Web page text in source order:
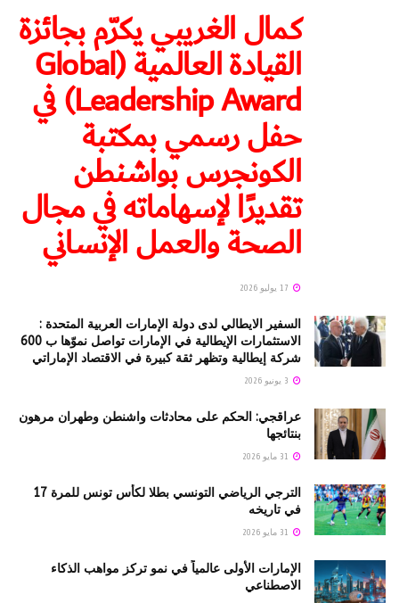
كمال الغريبي يكرّم بجائزة
القيادة العالمية (Global
Leadership Award) في
حفل رسمي بمكتبة
الكونجرس بواشنطن
تقديرًا لإسهاماته في مجال
الصحة والعمل الإنساني
السفير الايطالي لدى دولة الإمارات العربية المتحدة :
الاستثمارات الإيطالية في الإمارات تواصل نموّها ب 600
شركة إيطالية وتظهر ثقة كبيرة في الاقتصاد الإماراتي
عراقجي: الحكم على محادثات واشنطن وطهران مرهون
بنتائجها
الترجي الرياضي التونسي بطلا لكأس تونس للمرة 17
في تاريخه
الإمارات الأولى عالمياً في نمو تركز مواهب الذكاء
الاصطناعي